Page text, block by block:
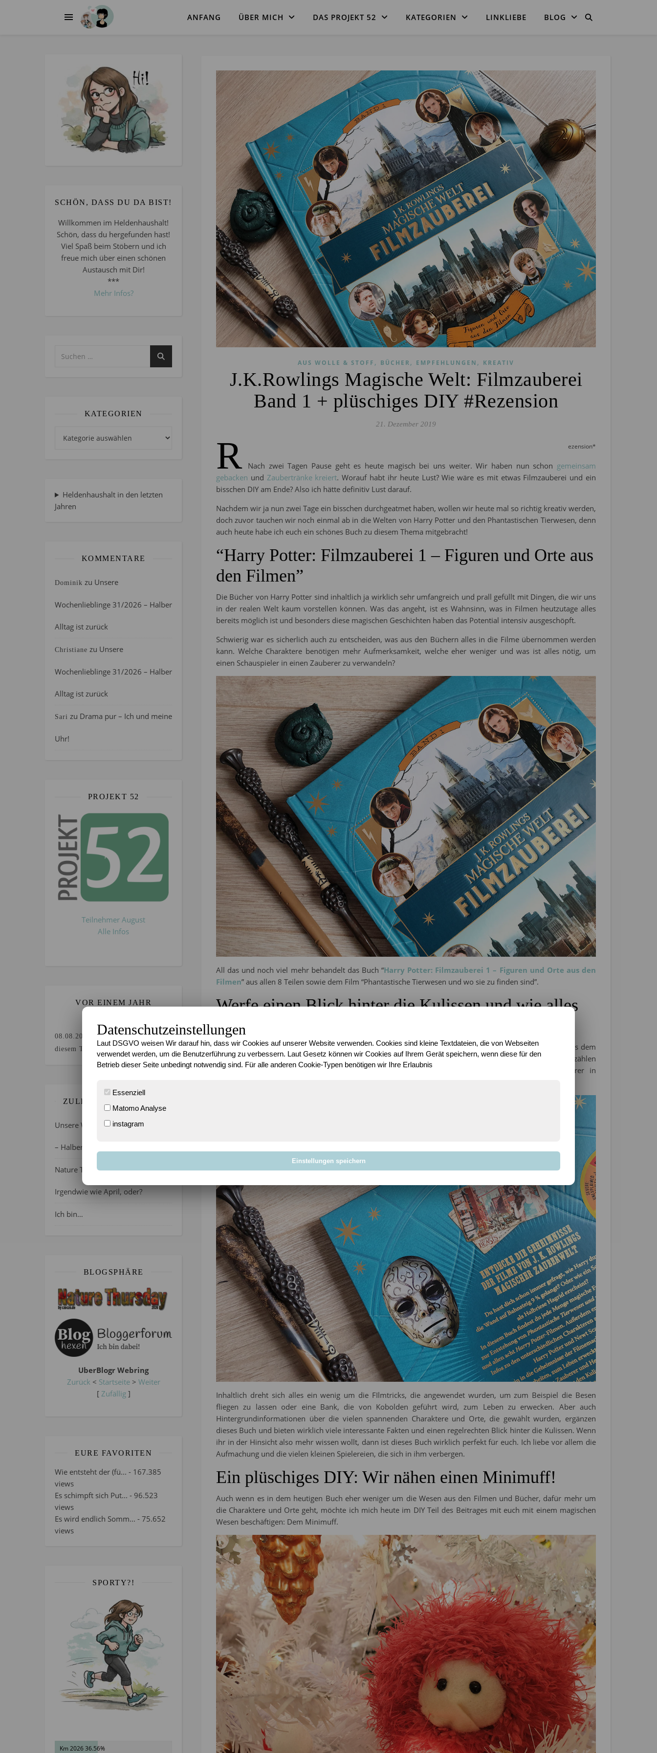
ANFANG ÜBER MICH DAS PROJEKT 52 KATEGORIEN LINKLIEBE BLOG
SCHÖN, DASS DU DA BIST!
Willkommen im Heldenhaushalt!
Schön, dass du hergefunden hast!
Viel Spaß beim Stöbern und ich
freue mich über einen schönen
Austausch mit Dir!
***
Mehr Infos?
KATEGORIEN
Heldenhaushalt in den letzten
Jahren
KOMMENTARE
Dominik zu Unsere
Wochenlieblinge 31/2026 – Halber
Alltag ist zurück
Christiane zu Unsere
Wochenlieblinge 31/2026 – Halber
Alltag ist zurück
Sari zu Drama pur – Ich und meine
Uhr!
PROJEKT 52
Teilnehmer August
Alle Infos
VOR EINEM JAHR
08.08.2025
Keine Beiträge an
diesem Tag.
ZULETZT GEBLOGGT…
Unsere Wochenlieblinge 31/2026
– Halber Alltag ist zurück
Nature Thursday 21/2026 –
Irgendwie wie April, oder?
Ich bin…
BLOGSPHÄRE
UberBlogr Webring
Zurück < Startseite> Weiter
[ Zufällig]
EURE FAVORITEN
Wie entsteht der (fü... - 167.385
views
Es schimpft sich Put... - 96.523
views
Es wird endlich Somm... - 75.652
views
SPORTY?!
Km 2026 36.56%
AUS WOLLE & STOFF , BÜCHER, EMPFEHLUNGEN , KREATIV
J.K.Rowlings Magische Welt: Filmzauberei
Band 1 + plüschiges DIY #Rezension
21. Dezember 2019
R ezension*
Nach zwei Tagen Pause geht es heute magisch bei uns weiter. Wir haben nun schon gemeinsam
gebacken und Zaubertränke kreiert. Worauf habt ihr heute Lust? Wie wäre es mit etwas Filmzauberei und ein
bisschen DIY am Ende? Also ich hätte definitiv Lust darauf.
Nachdem wir ja nun zwei Tage ein bisschen durchgeatmet haben, wollen wir heute mal so richtig kreativ werden,
doch zuvor tauchen wir noch einmal ab in die Welten von Harry Potter und den Phantastischen Tierwesen, denn
auch heute habe ich euch ein schönes Buch zu diesem Thema mitgebracht!
“Harry Potter: Filmzauberei 1 – Figuren und Orte aus
den Filmen”
Die Bücher von Harry Potter sind inhaltlich ja wirklich sehr umfangreich und prall gefüllt mit Dingen, die wir uns
in der realen Welt kaum vorstellen können. Was das angeht, ist es Wahnsinn, was in Filmen heutzutage alles
bereits möglich ist und besonders diese magischen Geschichten haben das Potential intensiv ausgeschöpft.
Schwierig war es sicherlich auch zu entscheiden, was aus den Büchern alles in die Filme übernommen werden
kann. Welche Charaktere benötigen mehr Aufmerksamkeit, welche eher weniger und was ist alles nötig, um
einen Schauspieler in einen Zauberer zu verwandeln?
All das und noch viel mehr behandelt das Buch “Harry Potter: Filmzauberei 1 – Figuren und Orte aus den
Filmen” aus allen 8 Teilen sowie dem Film “Phantastische Tierwesen und wo sie zu finden sind”.
Werfe einen Blick hinter die Kulissen und wie alles
entstanden ist!
Wie auch die anderen beiden Bücher, die ich euch diese Woche schon zeigte, stammt auch dieses hier aus dem
Panini Verlagund umfasst 102 prall gefüllte Seiten sowie vieler kleiner Extras zum Herausnehmen. Dazu zählen
zum Beispiel Sticker, Todesser-Masken und kleine Papier-Repliken von zum Beispiel dem Klitterer in
Inhaltlich dreht sich alles ein wenig um die FIlmtricks, die angewendet wurden, um zum Beispiel die Besen
fliegen zu lassen oder eine Bank, die von Kobolden geführt wird, zum Leben zu erwecken. Aber auch
Hintergrundinformationen über die vielen spannenden Charaktere und Orte, die gewählt wurden, ergänzen
dieses Buch und bieten wirklich viele interessante Fakten und einen regelrechten Blick hinter die Kulissen. Wenn
ihr in der Hinsicht also mehr wissen wollt, dann ist dieses Buch wirklich perfekt für euch. Ich liebe vor allem die
Aufmachung und die vielen kleinen Spielereien, die sich in ihm verbergen.
Ein plüschiges DIY: Wir nähen einen Minimuff!
Auch wenn es in dem heutigen Buch eher weniger um die Wesen aus den Filmen und Bücher, dafür mehr um
die Charaktere und Orte geht, möchte ich mich heute im DIY Teil des Beitrages mit euch mit einem magischen
Wesen beschäftigen: Dem Minimuff.
Datenschutzeinstellungen
Laut DSGVO weisen Wir darauf hin, dass wir Cookies auf unserer Website verwenden. Cookies sind kleine Textdateien, die von Webseiten
verwendet werden, um die Benutzerführung zu verbessern. Laut Gesetz können wir Cookies auf Ihrem Gerät speichern, wenn diese für den
Betrieb dieser Seite unbedingt notwendig sind. Für alle anderen Cookie-Typen benötigen wir Ihre Erlaubnis
Essenziell
Matomo Analyse
instagram
Einstellungen speichern